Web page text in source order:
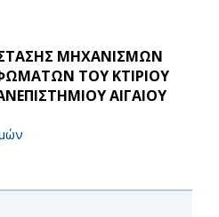
ΜΗΧΑΝΙΣΜΩΝ
ΤΟΥ ΚΤΙΡΙΟΥ
ΑΙΓΑΙΟΥ